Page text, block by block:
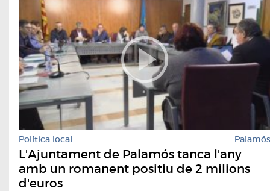
Política local Palamós
L'Ajuntament de Palamós tanca l'any
amb un romanent positiu de 2 milions
d'euros